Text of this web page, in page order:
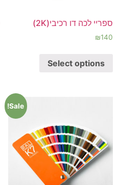
ספריי לכה דו רכיבי(2K)
₪140
Select options
Sale!